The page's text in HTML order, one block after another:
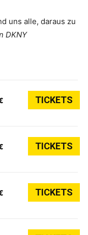
uns alle, daraus zu
DKNY
TICKETS
TICKETS
TICKETS